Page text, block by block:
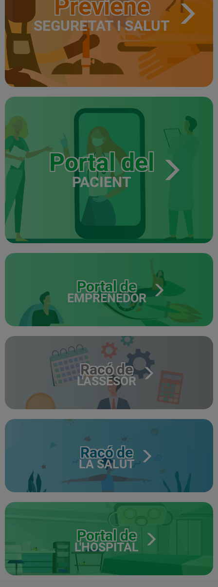
Previene
SEGURETAT I SALUT
Portal del
PACIENT
Portal de
EMPRENEDOR
Racó de
L'ASSESOR
Racó de
LA SALUT
Portal de
L'HOSPITAL